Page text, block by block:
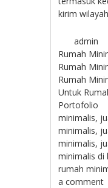
kirim
admin
Rumah
Rumah
Rumah
Untuk
Portofolio
minimalis,
minimalis,
minimalis,
minimalis di
rumah
a comment